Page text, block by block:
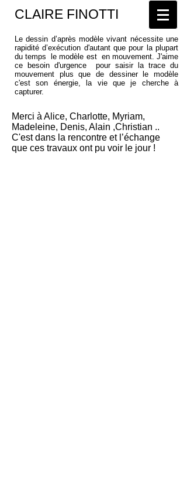
CLAIRE FINOTTI
Le dessin d’après modèle vivant nécessite une
rapidité d’exécution d'autant que pour la plupart
du temps le modèle est en mouvement. J'aime
ce besoin d'urgence pour saisir la trace du
mouvement plus que de dessiner le modèle
c'est son énergie, la vie que je cherche à
capturer.
Merci à Alice, Charlotte, Myriam,
Madeleine, Denis, Alain ,Christian ..
C'est dans la rencontre et l’échange
que ces travaux ont pu voir le jour !